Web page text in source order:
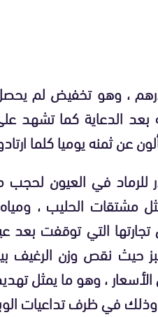
، وهو تخفيض لم
الدعاية كما تشهد
ثمنه يوميا كلما
للرماد في العيون
مشتقات الحليب ،
تجارتها التي توقفت
حيث نقص وزن الرغيف
، وهو ما يمثل
في ظرف تداعيات